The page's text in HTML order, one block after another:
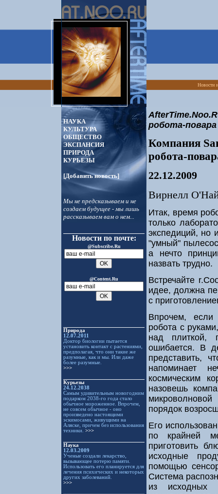
Новости
НАУКА
КУЛЬТУРА
ОБЩЕСТВО
ЭКСПАНСИЯ
ПРИРОДА
КУРЬЕЗЫ
[Добавить новость]
Мы не предсказываем и не
создаем будущее - мы лишь
рассказываем вам о нем...
Новости по почте:
@Subscribe.Ru
@Content.Ru
Природа
12.07.2011
Доктор биологии пытается
установить контакт с растениями,
предполагая, что они такие же
разумные, как и мы. Или даже
более разумные.
>>>
Курьезы
24.12.2038
Самым удивительным новогодним
подарком 2038-го года стало
обычное мороженное. Впрочем,
не совсем обычное - оно
произведено настоящими
эскимосами, живущими на
Аляске, причем без использования
техники. >>>
Наука
12.03.2009
Ученые создали лекарство,
вызывающее потерю памяти.
Использовать его планируется для
лечения психических и некоторых
других заболеваний.
>>>
робота-повара
Компания
робота-
22.12.2009
Вирнелл
Итак, время
только
экспедиций, но
"умный"
а нечто
назвать трудно.
Встречайте
идее, должна
с
Впрочем, если
робота с
над плиткой,
ошибается. В
представить,
напоминает
космическим
назовешь
порядок
Его
по крайней
приготовить
исходные
помощью
Система
из исходных